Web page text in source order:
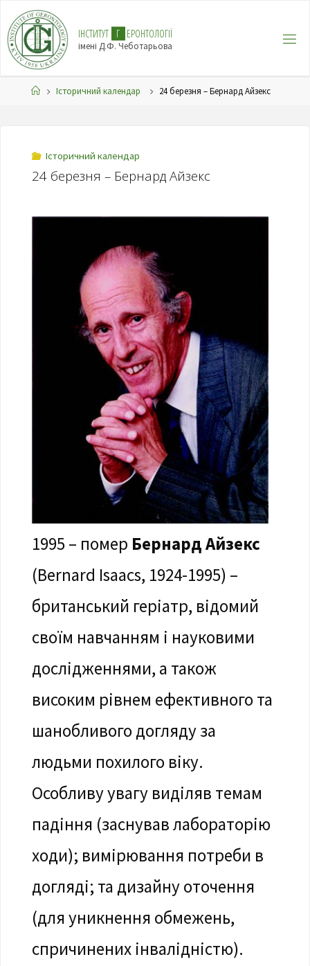
ІНСТИТУТ Г ЕРОНТОЛОГІЇ
імені Д.Ф. Чеботарьова
Історичний календар 24 березня – Бернард Айзекс
Історичний календар
24 березня – Бернард Айзекс
1995 – помер Бернард Айзекс
(Bernard Isaacs, 1924-1995) –
британський геріатр, відомий
своїм навчанням і науковими
дослідженнями, а також
високим рівнем ефективного та
шанобливого догляду за
людьми похилого віку.
Особливу увагу виділяв темам
падіння (заснував лабораторію
ходи); вимірювання потреби в
догляді; та дизайну оточення
(для уникнення обмежень,
спричинених інвалідністю).